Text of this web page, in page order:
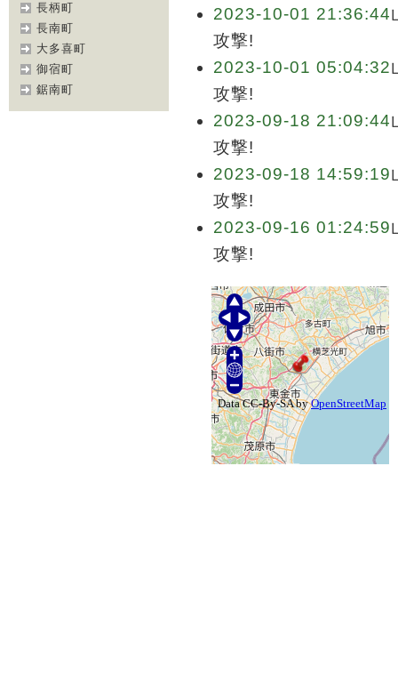
長柄町
長南町
大多喜町
御宿町
鋸南町
2023-10-01 21:36:44
攻撃!
2023-10-01 05:04:32
攻撃!
2023-09-18 21:09:44
攻撃!
2023-09-18 14:59:19
攻撃!
2023-09-16 01:24:59
攻撃!